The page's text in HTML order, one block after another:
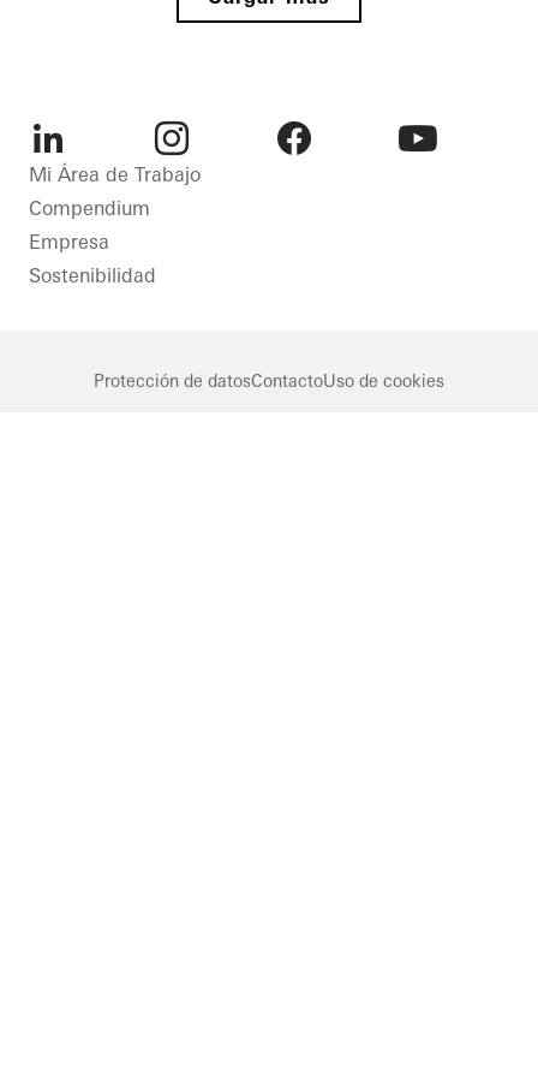
Fachadas
Netherlands
LinkedIn Instagram
Mi Área de Trabajo
Compendium
Empresa
Sostenibilidad
Protección de datosContactoUso de cookies